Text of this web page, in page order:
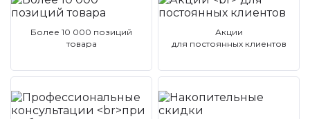
Более 10 000 позиций
товара
Акции
для постоянных клиентов